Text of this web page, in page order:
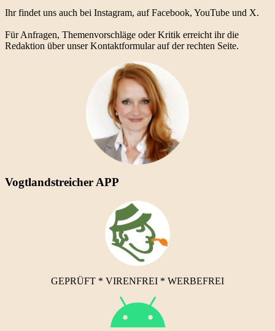
Ihr findet uns auch bei Instagram, auf Facebook, YouTube und X.
Für Anfragen, Themenvorschläge oder Kritik erreicht ihr die
Redaktion über unser Kontaktformular auf der rechten Seite.
Vogtlandstreicher APP
GEPRÜFT * VIRENFREI * WERBEFREI